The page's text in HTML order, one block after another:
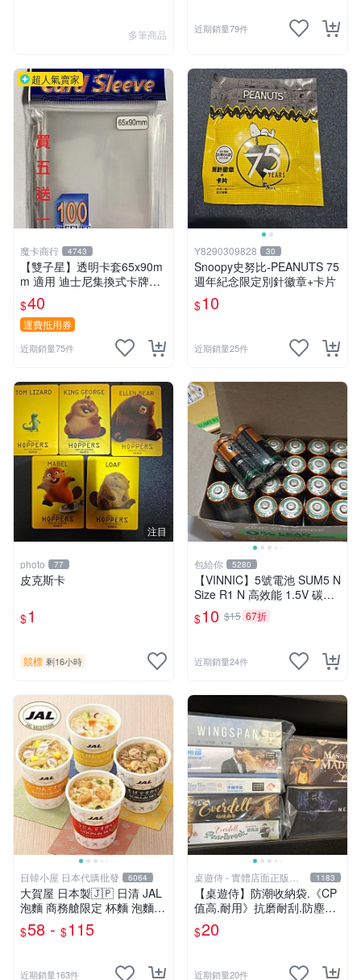
多筆商品 近期銷量79件
超人氣賣家
魔卡商行 4743
【雙子星】透明卡套65x90m
m 適用 迪士尼集換式卡牌遊
戲 Disney Lorcana Reign of
Jafar
$40
運費抵用券
近期銷量75件
Y8290309828 30
Snoopy史努比-PEANUTS 75
週年紀念限定別針徽章+卡片
$10
近期銷量25件
注目
photo 77
皮克斯卡
$1
競標 剩16小時
包給你 5280
【VINNIC】5號電池 SUM5 N
Size R1 N 高效能 1.5V 碳鋅
電池 鋅錳
$10 $15 67折
近期銷量24件
日韓小屋 日本代購批發 6064
大賀屋 日本製🇯🇵 日清 JAL
泡麵 商務艙限定 杯麵 泡麵
海鮮什錦 和風醬油拉麵 日航
正版 J00051341
$58 - $115
近期銷量163件
桌遊侍 - 實體店面正版專
賣
1183
【桌遊侍】防潮收納袋.《CP
值高.耐用》抗磨耐刮.防塵實
用.保護桌遊.桌遊周邊.牌套
外的新選擇.大量優惠.桌遊收
$20
近期銷量20件